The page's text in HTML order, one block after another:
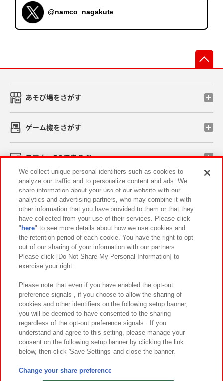
@namco_nagakute
あそび場をさがす
ゲーム機をさがす
スマホ・PCであそぶ
イベント・キャンペーン
関連会社 サステナビリティ サイトポリシー
プライバシーポリシー ウェブアクセシビリティ方針と検証結果
お取引先さまとともに
カスタマーハラスメント対応方針 よくあるご質問・お問い合わせ
©Bandai Namco Amusement Inc.
©Bandai Namco Amusement Lab Inc.
We collect unique personal identifiers such as cookies to
analyze our traffic and to personalize content and ads. We
share information about your use of our website with our
analytics and advertising partners, who may combine it with
other information that you have provided to them or that they
have collected from your use of their services. Please click
" here" to see more details about how we use cookies and
the retention period of each cookie. You have the right to opt
out of our sharing of your information with our partners.
Please click [Do Not Share My Personal Information] to
exercise your right.
Please note that even if you have enabled the opt-out
preference signals , if you choose to allow the sharing of
cookies and other identifiers on the following setup banner,
you will be deemed to have consented to the sharing
regardless of the opt-out preference signals . If you
understand and agree to this setting, please manage your
consent on the following setup banner by clicking the link
below, then click 'Save Settings' and close the banner.
Change your share preference